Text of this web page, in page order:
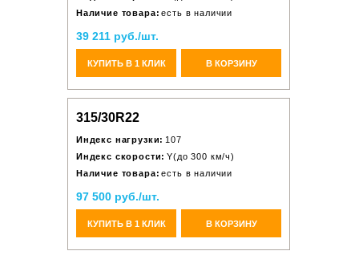
Наличие товара: есть в наличии
39 211 руб./шт.
КУПИТЬ В 1 КЛИК В КОРЗИНУ
315/30R22
Индекс нагрузки: 107
Индекс скорости: Y(до 300 км/ч)
Наличие товара: есть в наличии
97 500 руб./шт.
КУПИТЬ В 1 КЛИК В КОРЗИНУ